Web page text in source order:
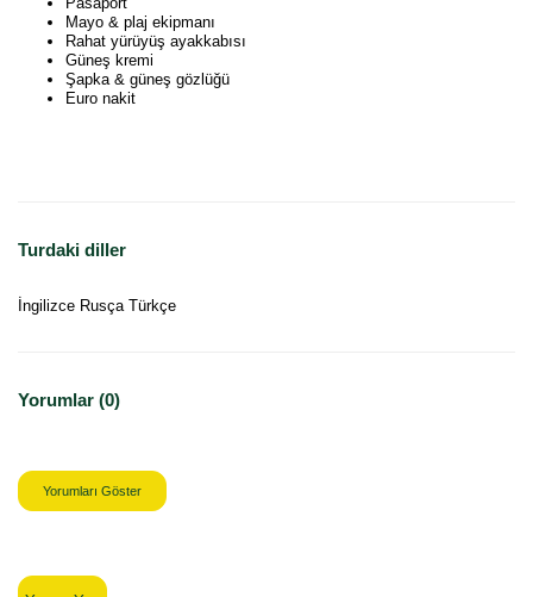
Mayo & plaj ekipmanı
Rahat yürüyüş ayakkabısı
Güneş kremi
Şapka & güneş gözlüğü
Euro nakit
Turdaki diller
İngilizce Rusça Türkçe
Yorumlar (0)
Yorumları Göster